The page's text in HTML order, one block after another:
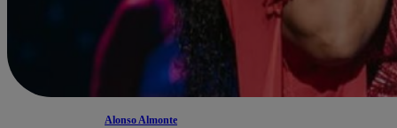
Alonso Almonte